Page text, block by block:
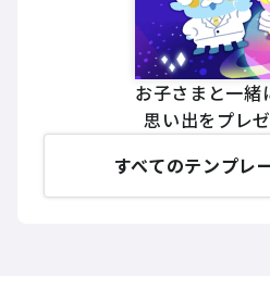
お子さまと一緒
思い出をプレゼ
すべてのテンプレ